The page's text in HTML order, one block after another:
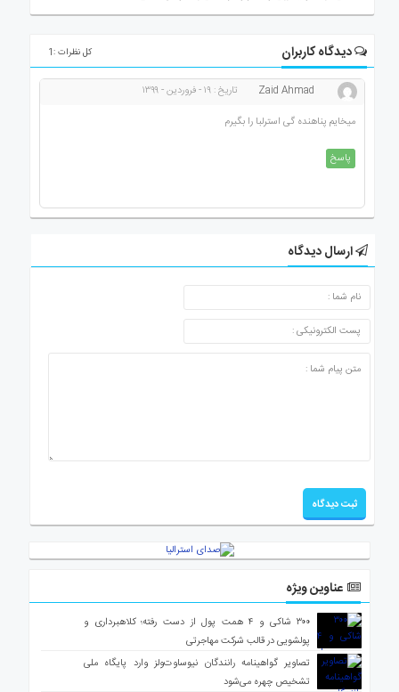
دیدگاه کاربران کل نظرات :1
Zaid Ahmad
تاریخ : ۱۹ - فروردین - ۱۳۹۹
میخایم پناهنده گی استرلبا را بگیرم
پاسخ
ارسال دیدگاه
عناوین ویژه
۳۰۰ شاکی و ۴ همت پول از دست رفته؛ کلاهبرداری و
پولشویی در قالب شرکت مهاجرتی
تصاویر گواهینامه رانندگان نیوساوت‌ولز وارد پایگاه ملی
تشخیص چهره می‌شود